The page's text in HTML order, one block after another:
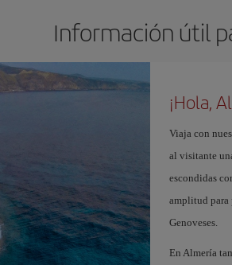
Información útil
¡Hola,
Viaja con
al visitante
escondidas
amplitud para
Genoveses.
En Almería